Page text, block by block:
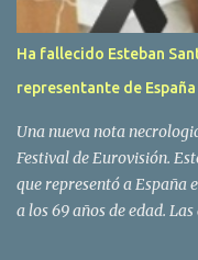
Ha fallecido Esteban
representante de
Una nueva nota
Festival de Eurovisión.
que representó a España
a los 69 años de edad.